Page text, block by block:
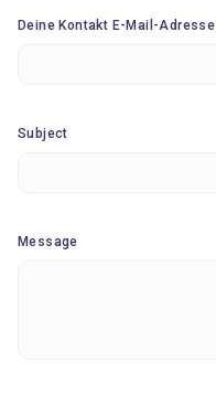
Deine Kontakt E-Mail-Adresse
Subject
Message